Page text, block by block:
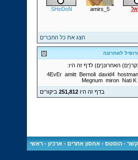
amirs_5
SHeDoN
הצג את כל החברים
לאחרונה
4EvEr amitt Bernoli david4 hostman
Megnum miron Nati K
בדף זה היו251,812 ביקורים
קשר -הוסטס - אחסון אתרים - ארכיון -ראשי